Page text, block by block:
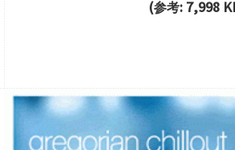
(参考: 7,998